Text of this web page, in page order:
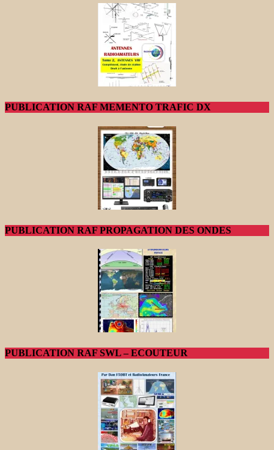
PUBLICATION RAF MEMENTO TRAFIC DX
PUBLICATION RAF PROPAGATION DES ONDES
PUBLICATION RAF SWL – ECOUTEUR